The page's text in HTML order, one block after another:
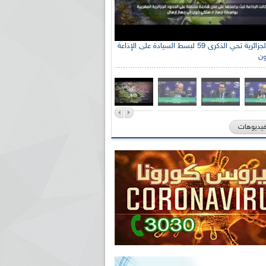
الإذاعة الجزائرية تحي الذكرى 59 لبسط السيادة على الإذاعة